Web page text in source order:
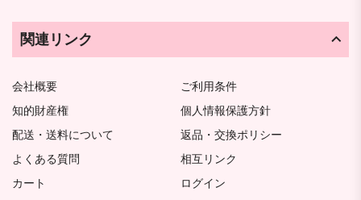
関連リンク
会社概要
ご利用条件
知的財産権
個人情報保護方針
配送・送料について
返品・交換ポリシー
よくある質問
相互リンク
カート
ログイン